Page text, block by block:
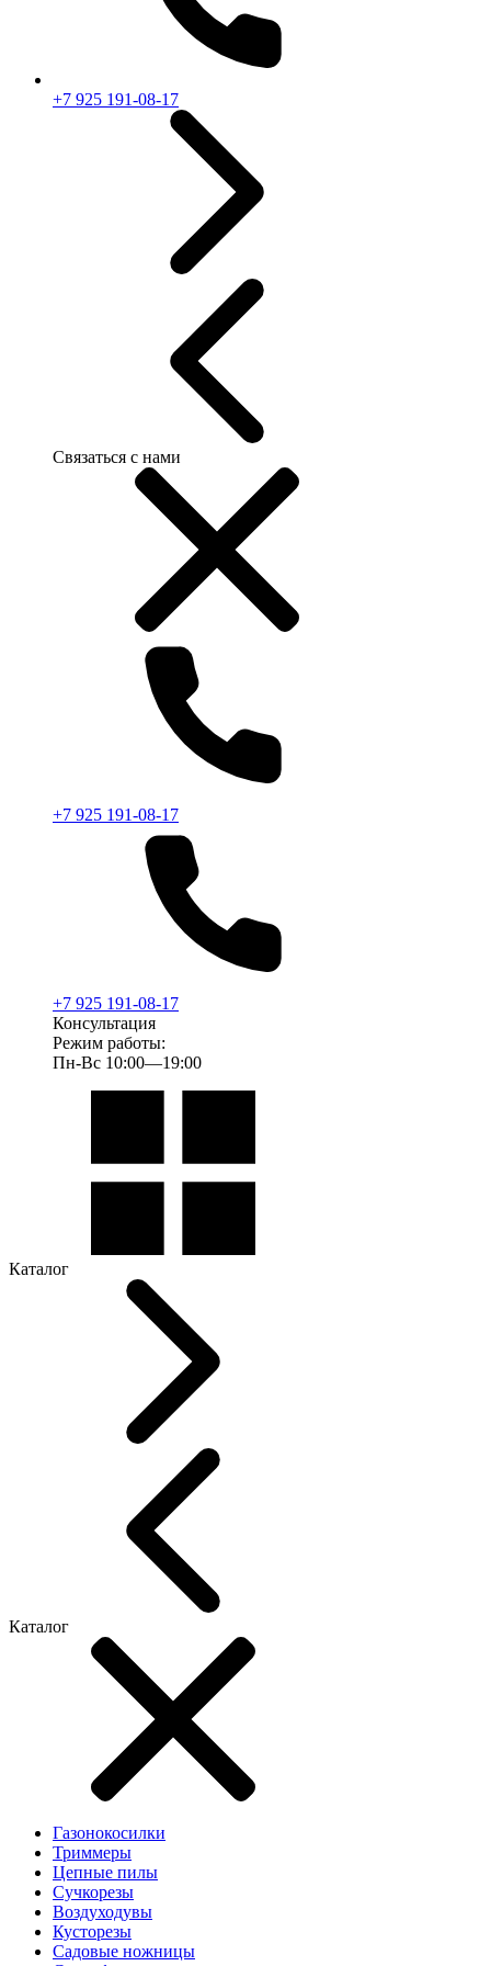
+7 925 191-08-17
Связаться с нами
+7 925 191-08-17
+7 925 191-08-17
Консультация
Режим работы:
Пн-Вс 10:00—19:00
Каталог
Каталог
Газонокосилки
Триммеры
Цепные пилы
Cучкорезы
Воздуходувы
Кусторезы
Садовые ножницы